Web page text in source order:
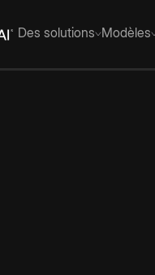
Des solutions Modèles